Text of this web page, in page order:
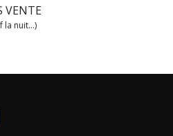
VENTE
la nuit...)